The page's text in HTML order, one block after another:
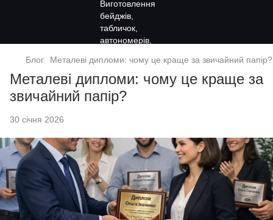
Блог Металеві дипломи: чому це краще за звичайний папір?
Металеві дипломи: чому це краще за
звичайний папір?
30 січня 2026